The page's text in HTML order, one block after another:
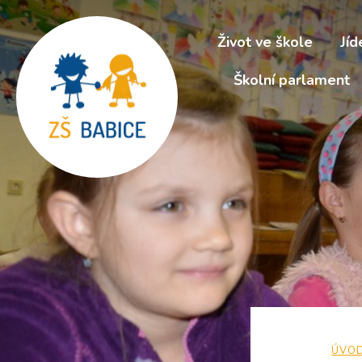
Život ve škole
Školní parlament